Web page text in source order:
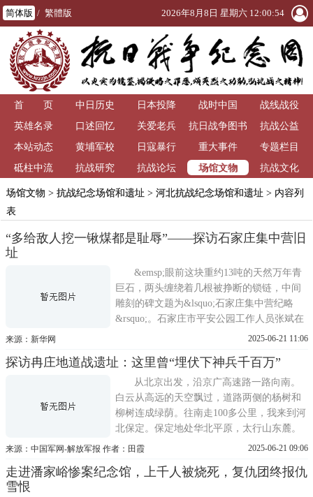
简体版 / 繁體版 2026年8月8日 星期六 12:00:54
首 页 中日历史 日本投降 战时中国
战线战役
英雄名录
口述回忆 关爱老兵
抗日战争图书
馆
抗战公益
本站动态
黄埔军校 日寇暴行 重大事件
专题栏目
砥柱中流
抗战研究 抗战论坛 场馆文物 抗战文化
场馆文物 > 抗战纪念场馆和遗址 > 河北抗战纪念场馆和遗址 > 内容列
表
“多给敌人挖一锹煤都是耻辱”——探访石家庄集中营旧
址
&emsp;眼前这块重约13吨的天然万年青
巨石，两头缠绕着几根被挣断的锁链，中间
雕刻的碑文题为&lsquo;石家庄集中营纪略
&rsquo;。石家庄市平安公园工作人员张斌在
石家庄集中营蒙难同胞纪念碑前向游客讲
侵略的必然失败，也告诫世人军国主义必将
覆灭;而这块天然巨石，既象征着劳工们不甘
屈服的反抗精神，也体现了中
来源：新华网 2025-06-21 11:06
探访冉庄地道战遗址：这里曾“埋伏下神兵千百万”
从北京出发，沿京广高速路一路向南。
白云从高远的天空飘过，道路两侧的杨树和
柳树连成绿荫。往南走100多公里，我来到河
北保定。保定地处华北平原，太行山东麓。
这是一座古城，更是一片红色热土。抗日战
我跟随当地朋友，来到保定烈士陵园，走进
来源：中国军网-解放军报 作者：田霞 2025-06-21 09:06
走进潘家峪惨案纪念馆，上千人被烧死，复仇团终报仇
雪恨